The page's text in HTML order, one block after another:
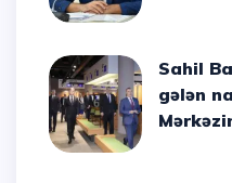
Sahil Babayev Serbiyadan
gələn